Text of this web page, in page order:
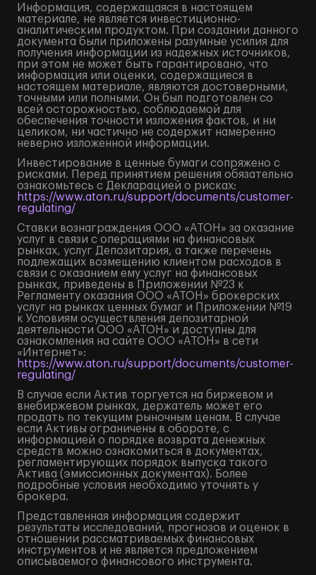
Информация, содержащаяся в настоящем
материале, не является инвестиционно-
аналитическим продуктом. При создании данного
документа были приложены разумные усилия для
получения информации из надежных источников,
при этом не может быть гарантировано, что
информация или оценки, содержащиеся в
настоящем материале, являются достоверными,
точными или полными. Он был подготовлен со
всей осторожностью, соблюдаемой для
обеспечения точности изложения фактов, и ни
целиком, ни частично не содержит намеренно
неверно изложенной информации.
Инвестирование в ценные бумаги сопряжено с
рисками. Перед принятием решения обязательно
ознакомьтесь с Декларацией о рисках:
https://www.aton.ru/support/documents/customer-
regulating/
Ставки вознаграждения ООО «АТОН» за оказание
услуг в связи с операциями на финансовых
рынках, услуг Депозитария, а также перечень
подлежащих возмещению клиентом расходов в
связи с оказанием ему услуг на финансовых
рынках, приведены в Приложении №23 к
Регламенту оказания ООО «АТОН» брокерских
услуг на рынках ценных бумаг и Приложении №19
к Условиям осуществления депозитарной
деятельности ООО «АТОН» и доступны для
ознакомления на сайте ООО «АТОН» в сети
«Интернет»:
https://www.aton.ru/support/documents/customer-
regulating/
В случае если Актив торгуется на биржевом и
внебиржевом рынках, держатель может его
продать по текущим рыночным ценам. В случае
если Активы ограничены в обороте, с
информацией о порядке возврата денежных
средств можно ознакомиться в документах,
регламентирующих порядок выпуска такого
Актива (эмиссионных документах). Более
подробные условия необходимо уточнять у
брокера.
Представленная информация содержит
результаты исследований, прогнозов и оценок в
отношении рассматриваемых финансовых
инструментов и не является предложением
описываемого финансового инструмента.